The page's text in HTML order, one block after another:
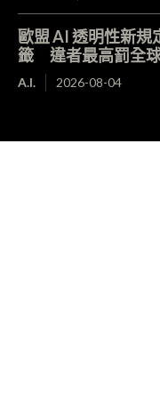
歐盟 AI 透明性新
籤 違者最高罰全
A.I. 2026-08-04